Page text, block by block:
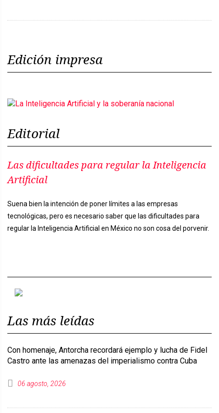
Edición impresa
Editorial
Las dificultades para regular la Inteligencia
Artificial
Suena bien la intención de poner límites a las empresas
tecnológicas, pero es necesario saber que las dificultades para
regular la Inteligencia Artificial en México no son cosa del porvenir.
Las más leídas
Con homenaje, Antorcha recordará ejemplo y lucha de Fidel
Castro ante las amenazas del imperialismo contra Cuba
06 agosto, 2026